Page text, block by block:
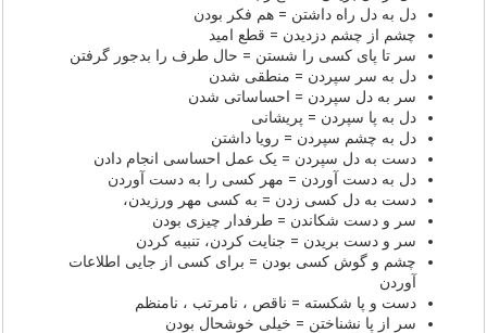
دل به دل راه داشتن = هم فکر بودن
چشم از چشم دزدیدن = قطع امید
سر تا پای کسی را شستن = حال طرف را بدجور گرفتن
دل به سر سپردن = منطقی شدن
سر به دل سپردن = احساساتی شدن
دل به پا سپردن = پریشانی
دل به چشم سپردن = رویا داشتن
دست به دل سپردن = یک عمل احساسی انجام دادن
دل به دست آوردن = مهر کسی را به دست آوردن
دست به دل کسی زدن = به کسی مهر ورزیدن،
سر و دست شکاندن = طرفدار چیزی بودن
سر و دست بریدن = جنایت کردن، تنبیه کردن
چشم و گوش کسی بودن = برای کسی از جایی اطلاعات
آوردن
دست و پا شکسته = ناقص ، نامرتب ، نامنظم
سر از پا نشناختن = خیلی خوشحال بودن